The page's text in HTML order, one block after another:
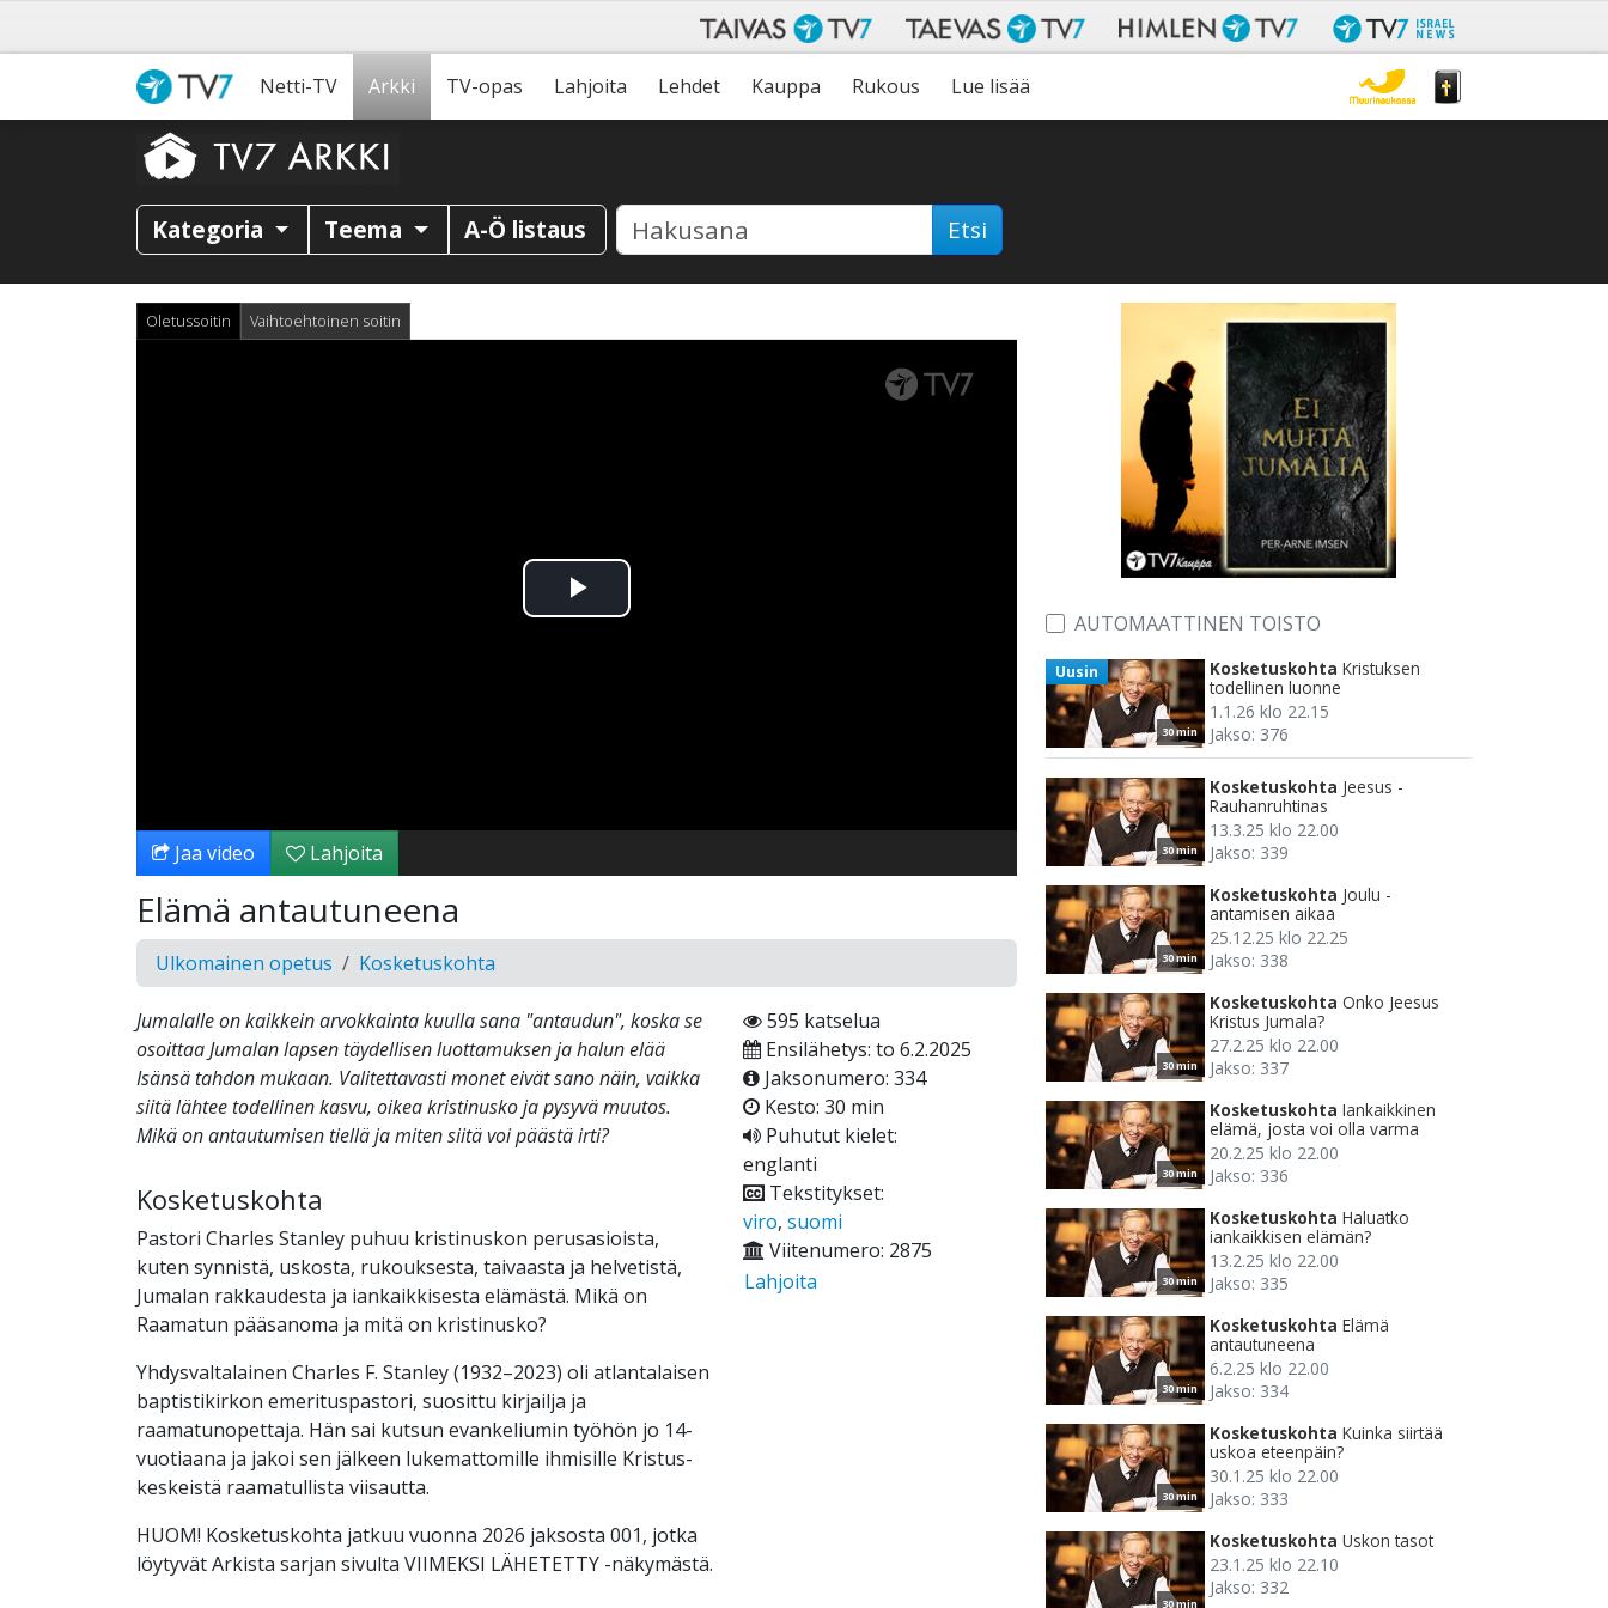
Netti-TV Arkki TV-opas Lahjoita Lehdet Kauppa Rukous Lue lisää
Kategoria Teema A-Ö listaus Etsi
Oletussoitin Vaihtoehtoinen soitin
Toista
Jaa video Lahjoita
Elämä antautuneena
Ulkomainen opetus Kosketuskohta
Jumalalle on kaikkein arvokkainta kuulla sana "antaudun", koska se
osoittaa Jumalan lapsen täydellisen luottamuksen ja halun elää
Isänsä tahdon mukaan. Valitettavasti monet eivät sano näin, vaikka
siitä lähtee todellinen kasvu, oikea kristinusko ja pysyvä muutos.
Mikä on antautumisen tiellä ja miten siitä voi päästä irti?
Kosketuskohta
Pastori Charles Stanley puhuu kristinuskon perusasioista,
kuten synnistä, uskosta, rukouksesta, taivaasta ja helvetistä,
Jumalan rakkaudesta ja iankaikkisesta elämästä. Mikä on
Raamatun pääsanoma ja mitä on kristinusko?
Yhdysvaltalainen Charles F. Stanley (1932–2023) oli atlantalaisen
baptistikirkon emerituspastori, suosittu kirjailja ja
raamatunopettaja. Hän sai kutsun evankeliumin työhön jo 14-
vuotiaana ja jakoi sen jälkeen lukemattomille ihmisille Kristus-
keskeistä raamatullista viisautta.
HUOM! Kosketuskohta jatkuu vuonna 2026 jaksosta 001, jotka
löytyvät Arkista sarjan sivulta VIIMEKSI LÄHETETTY -näkymästä.
595 katselua
Ensilähetys: to 6.2.2025
Jaksonumero: 334
Kesto: 30 min
Puhutut kielet:
englanti
Tekstitykset:
viro, suomi
Viitenumero: 2875
Lahjoita
AUTOMAATTINEN TOISTO
30 min
Uusin Kosketuskohta Kristuksen
todellinen luonne
1.1.26 klo 22.15
Jakso: 376
30 min
Kosketuskohta Jeesus -
Rauhanruhtinas
13.3.25 klo 22.00
Jakso: 339
30 min
Kosketuskohta Joulu -
antamisen aikaa
25.12.25 klo 22.25
Jakso: 338
30 min
Kosketuskohta Onko Jeesus
Kristus Jumala?
27.2.25 klo 22.00
Jakso: 337
30 min
Kosketuskohta Iankaikkinen
elämä, josta voi olla varma
20.2.25 klo 22.00
Jakso: 336
30 min
Kosketuskohta Haluatko
iankaikkisen elämän?
13.2.25 klo 22.00
Jakso: 335
30 min
Kosketuskohta Elämä
antautuneena
6.2.25 klo 22.00
Jakso: 334
30 min
Kosketuskohta Kuinka siirtää
uskoa eteenpäin?
30.1.25 klo 22.00
Jakso: 333
30 min
Kosketuskohta Uskon tasot
23.1.25 klo 22.10
Jakso: 332